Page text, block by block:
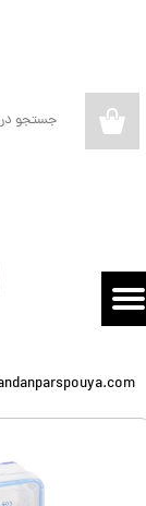
تغییر گذر واژه
سفارشات